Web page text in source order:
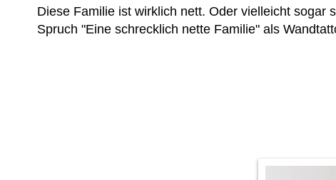
Diese Familie ist wirklich nett. Oder vielleicht sogar
Spruch "Eine schrecklich nette Familie" als